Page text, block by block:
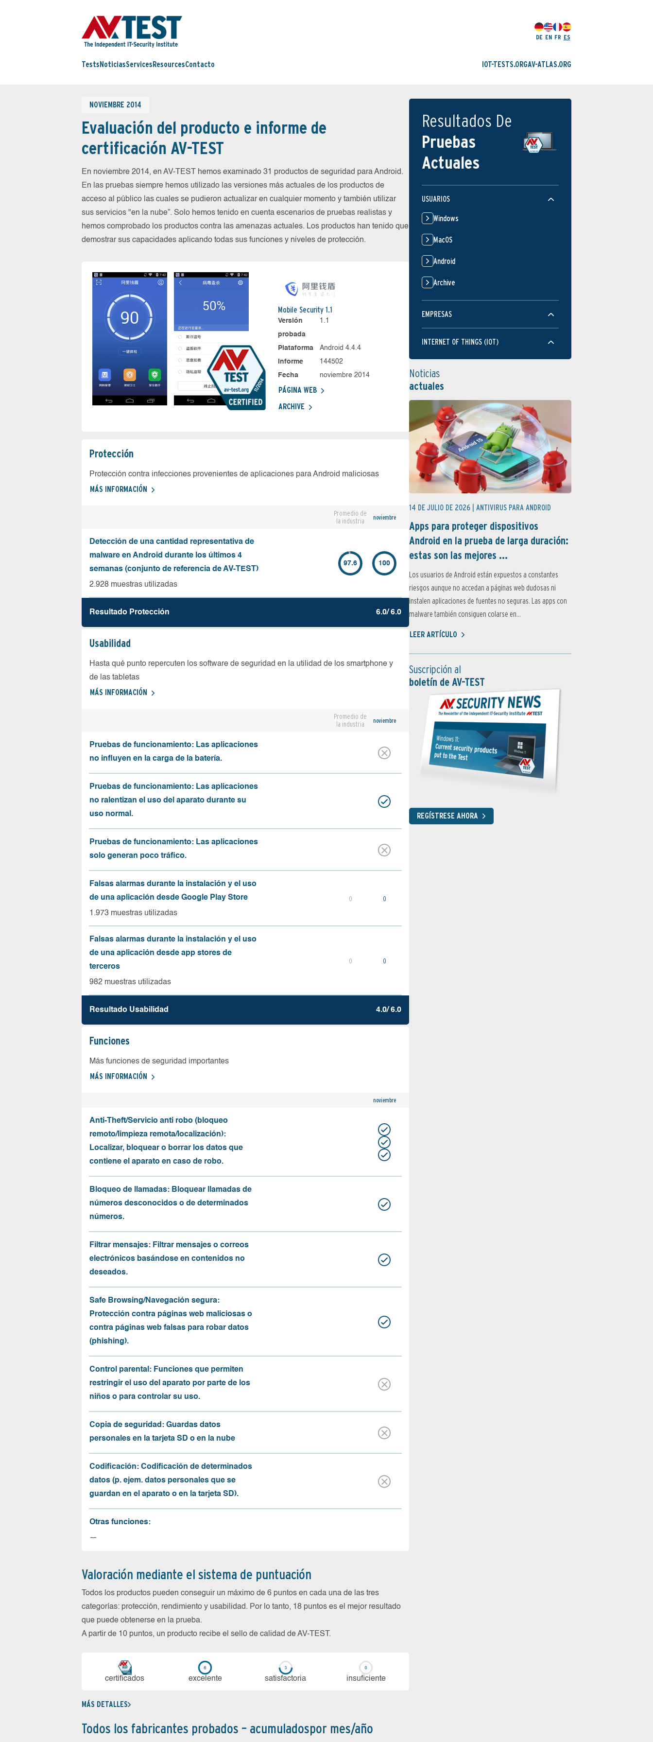
DE EN FR ES
Tests NoticiasServices ResourcesContacto IOT-TESTS.ORGAV-ATLAS.ORG
NOVIEMBRE 2014
Evaluación del producto e informe de
certificación AV-TEST
En noviembre 2014, en AV-TEST hemos examinado 31 productos de seguridad para Android.
En las pruebas siempre hemos utilizado las versiones más actuales de los productos de
acceso al público las cuales se pudieron actualizar en cualquier momento y también utilizar
sus servicios "en la nube”. Solo hemos tenido en cuenta escenarios de pruebas realistas y
hemos comprobado los productos contra las amenazas actuales. Los productos han tenido que
demostrar sus capacidades aplicando todas sus funciones y niveles de protección.
Mobile Security 1.1
Versión
probada
1.1
Plataforma
Android 4.4.4
Informe
144502
Fecha
noviembre 2014
PÁGINA WEB
ARCHIVE
Protección
Protección contra infecciones provenientes de aplicaciones para Android maliciosas
MÁS INFORMACIÓN
Promedio de
la industria
noviembre
Detección de una cantidad representativa de
malware en Android durante los últimos 4
semanas (conjunto de referencia de AV-TEST)
2.928 muestras utilizadas
97.6 100
Resultado Protección 6.0/ 6.0
Usabilidad
Hasta qué punto repercuten los software de seguridad en la utilidad de los smartphone y
de las tabletas
MÁS INFORMACIÓN
Promedio de
la industria
noviembre
Pruebas de funcionamiento: Las aplicaciones
no influyen en la carga de la batería.
Pruebas de funcionamiento: Las aplicaciones
no ralentizan el uso del aparato durante su
uso normal.
Pruebas de funcionamiento: Las aplicaciones
solo generan poco tráfico.
Falsas alarmas durante la instalación y el uso
de una aplicación desde Google Play Store
1.973 muestras utilizadas
0 0
Falsas alarmas durante la instalación y el uso
de una aplicación desde app stores de
terceros
982 muestras utilizadas
0 0
Resultado Usabilidad 4.0/ 6.0
Funciones
Más funciones de seguridad importantes
MÁS INFORMACIÓN
noviembre
Anti-Theft/Servicio anti robo (bloqueo
remoto/limpieza remota/localización):
Localizar, bloquear o borrar los datos que
contiene el aparato en caso de robo.
Bloqueo de llamadas: Bloquear llamadas de
números desconocidos o de determinados
números.
Filtrar mensajes: Filtrar mensajes o correos
electrónicos basándose en contenidos no
deseados.
Safe Browsing/Navegación segura:
Protección contra páginas web maliciosas o
contra páginas web falsas para robar datos
(phishing).
Control parental: Funciones que permiten
restringir el uso del aparato por parte de los
niños o para controlar su uso.
Copia de seguridad: Guardas datos
personales en la tarjeta SD o en la nube
Codificación: Codificación de determinados
datos (p. ejem. datos personales que se
guardan en el aparato o en la tarjeta SD).
Otras funciones:
—
Valoración mediante el sistema de puntuación
Todos los productos pueden conseguir un máximo de 6 puntos en cada una de las tres
categorías: protección, rendimiento y usabilidad. Por lo tanto, 18 puntos es el mejor resultado
que puede obtenerse en la prueba.
A partir de 10 puntos, un producto recibe el sello de calidad de AV-TEST.
certi­ficados ex­ce­len­te sa­tis­fac­to­ria in­su­fi­cien­te
MÁS DETALLES
Todos los fabricantes probados – acumuladospor mes/año
Resultados De
Pruebas
Actuales
USUARIOS
Windows
MacOS
Android
Archive
EMPRESAS
INTERNET OF THINGS (IOT)
Noticias
actuales
14 DE JULIO DE 2026 | ANTIVIRUS PARA ANDROID
Apps para proteger dispositivos
Android en la prueba de larga duración:
estas son las mejores ...
Los usuarios de Android están expuestos a constantes
riesgos aunque no accedan a páginas web dudosas ni
instalen aplicaciones de fuentes no seguras. Las apps con
malware también consiguen colarse en...
LEER ARTÍCULO
Suscripción al
boletín de AV-TEST
REGÍSTRESE AHORA